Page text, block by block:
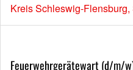
Kreis Schleswig-
Feuerwehrgerätewart (d/m/